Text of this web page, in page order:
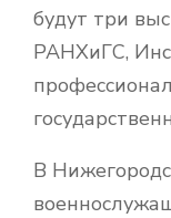
будут три
РАНХиГС,
В